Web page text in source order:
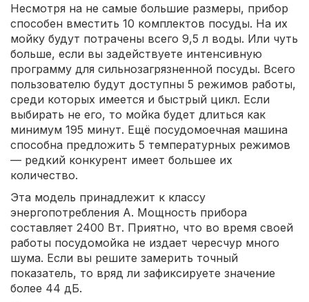
Несмотря на не самые большие размеры, прибор
способен вместить 10 комплектов посуды. На их
мойку будут потрачены всего 9,5 л воды. Или чуть
больше, если вы задействуете интенсивную
программу для сильнозагрязненной посуды. Всего
пользователю будут доступны 5 режимов работы,
среди которых имеется и быстрый цикл. Если
выбирать не его, то мойка будет длиться как
минимум 195 минут. Ещё посудомоечная машина
способна предложить 5 температурных режимов
— редкий конкурент имеет большее их
количество.
Эта модель принадлежит к классу
энергопотребления A. Мощность прибора
составляет 2400 Вт. Приятно, что во время своей
работы посудомойка не издает чересчур много
шума. Если вы решите замерить точный
показатель, то вряд ли зафиксируете значение
более 44 дБ.